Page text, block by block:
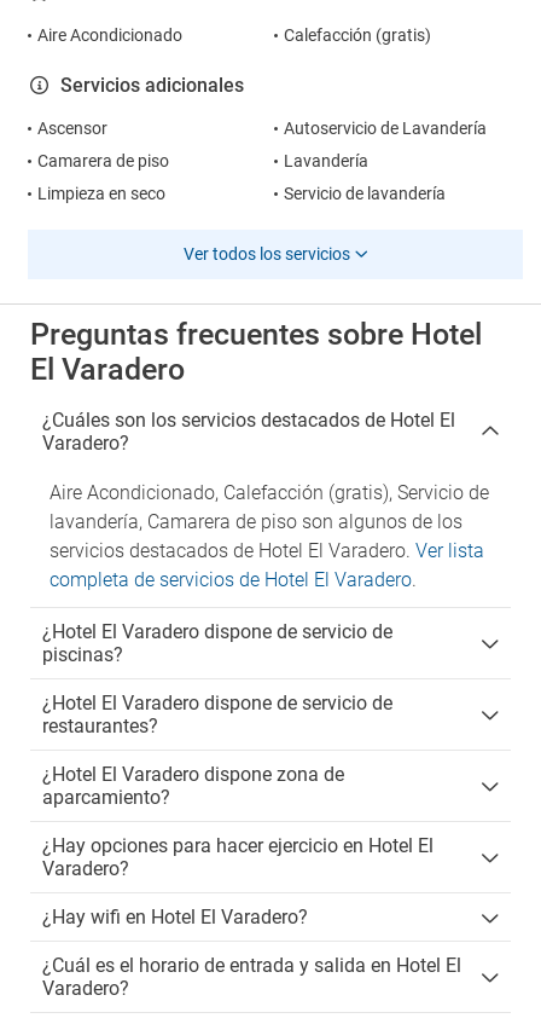
Aire Acondicionado Calefacción (gratis)
Servicios adicionales
Ascensor
Autoservicio de Lavandería
Camarera de piso
Lavandería
Limpieza en seco
Servicio de lavandería
Ver todos los servicios
Preguntas frecuentes sobre Hotel
El Varadero
¿Cuáles son los servicios destacados de Hotel El
Varadero?
Aire Acondicionado, Calefacción (gratis), Servicio de
lavandería, Camarera de piso son algunos de los
servicios destacados de Hotel El Varadero. Ver lista
completa de servicios de Hotel El Varadero.
¿Hotel El Varadero dispone de servicio de
piscinas?
¿Hotel El Varadero dispone de servicio de
restaurantes?
¿Hotel El Varadero dispone zona de
aparcamiento?
¿Hay opciones para hacer ejercicio en Hotel El
Varadero?
¿Hay wifi en Hotel El Varadero?
¿Cuál es el horario de entrada y salida en Hotel El
Varadero?